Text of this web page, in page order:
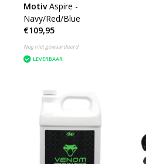
Motiv Aspire -
Navy/Red/Blue
€109,95
Nog niet gewaardeerd
LEVERBAAR